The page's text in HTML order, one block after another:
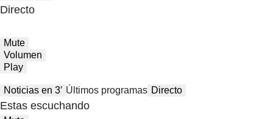
Directo
Mute
Volumen
Play
Noticias en 3′ Últimos programas Directo
Estas escuchando